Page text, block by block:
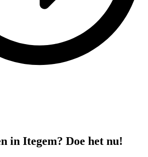
in Itegem? Doe het nu!